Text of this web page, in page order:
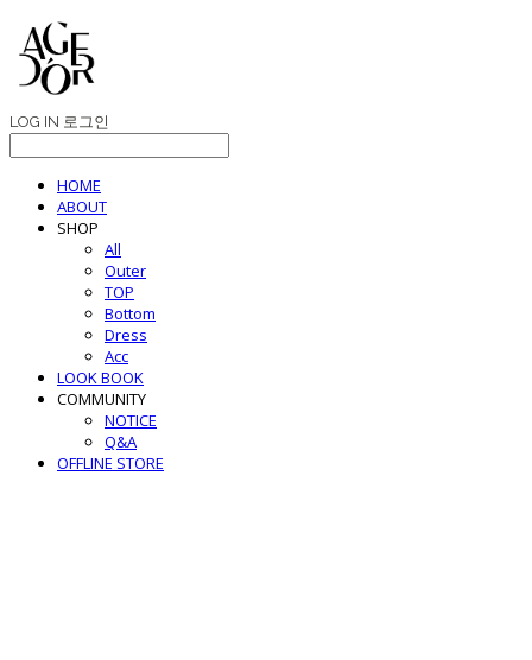
LOG IN 로그인
HOME
ABOUT
SHOP
All
Outer
TOP
Bottom
Dress
Acc
LOOK BOOK
COMMUNITY
NOTICE
Q&A
OFFLINE STORE